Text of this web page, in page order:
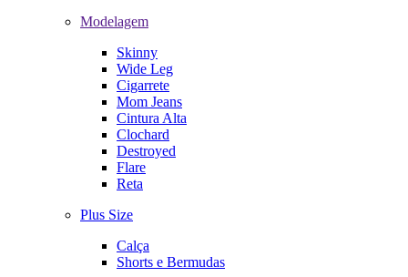
Modelagem
Skinny
Wide Leg
Cigarrete
Mom Jeans
Cintura Alta
Clochard
Destroyed
Flare
Reta
Plus Size
Calça
Shorts e Bermudas